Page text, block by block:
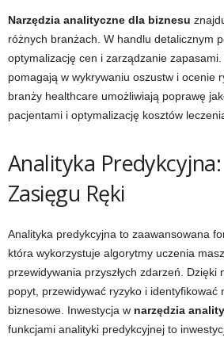
Narzędzia analityczne dla biznesu
różnych branżach. W handlu detalicznym
optymalizację cen i zarządzanie
pomagają w wykrywaniu oszustw i ocenie
branży healthcare umożliwiają poprawę
pacjentami i optymalizację kosztów
Analityka Predykcyjna:
Zasięgu Ręki
Analityka predykcyjna to zaawansowana
która wykorzystuje algorytmy uczenia
przewidywania przyszłych zdarzeń.
popyt, przewidywać ryzyko i identyfikować
biznesowe. Inwestycja w narzędzia
funkcjami analityki predykcyjnej to